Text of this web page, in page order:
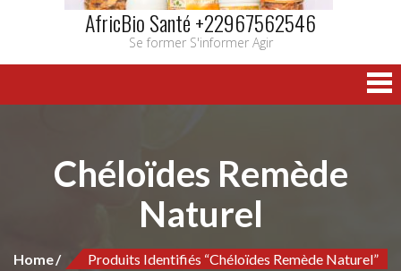
AfricBio Santé +22967562546
Se former S'informer Agir
Chéloïdes Remède
Naturel
Home Produits Identifiés “Chéloïdes Remède Naturel”